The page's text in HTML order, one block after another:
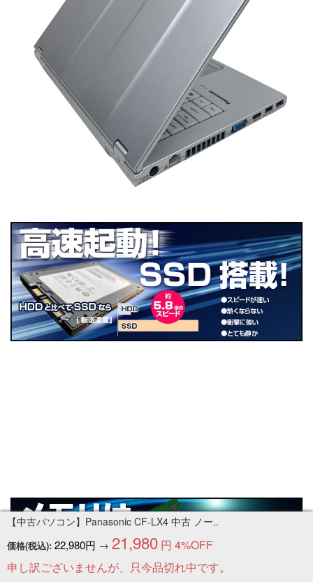
【中古パソコン】Panasonic CF-LX4 中古 ノー..
価格(税込): 22,980円 → 21,980 円 4%OFF
申し訳ございませんが、只今品切れ中です。